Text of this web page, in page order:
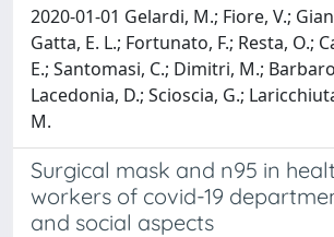
2020-01-01 Gelardi, M.; Fiore, V.;
Gatta, E. L.; Fortunato, F.; Resta, O.;
E.; Santomasi, C.; Dimitri, M.;
Lacedonia, D.; Scioscia, G.;
M.
Surgical mask and n95 in
workers of covid-19
and social aspects